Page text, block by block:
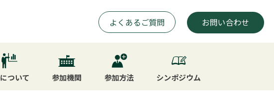
よくあるご質問 お問い合わせ
について 参加機関 参加方法 シンポジウム